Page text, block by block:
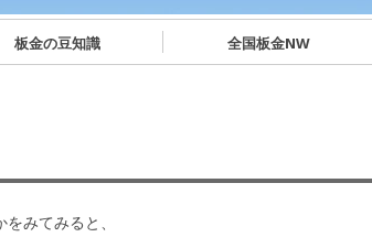
板金の豆知識 全国板金NW
みてみると、